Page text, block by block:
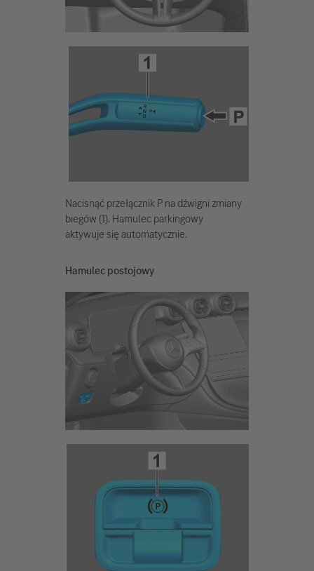
Nacisnąć przełącznik P na dźwigni zmiany
biegów (1). Hamulec parkingowy
aktywuje się automatycznie.
Hamulec postojowy